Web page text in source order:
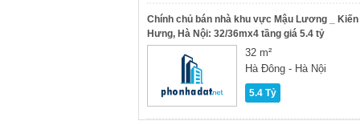
Chính chủ bán nhà khu vực Mậu Lương _ Kiến
Hưng, Hà Nội: 32/36mx4 tầng giá 5.4 tỷ
32 m²
Hà Đông - Hà Nội
5.4 Tỷ